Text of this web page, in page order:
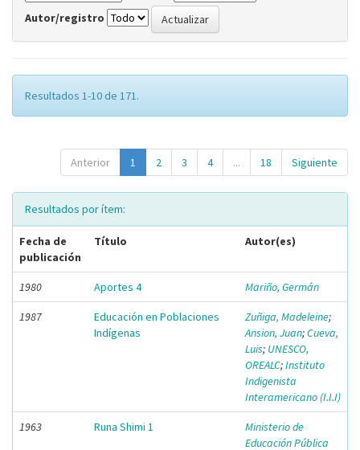
Autor/registro
Resultados 1-10 de 171.
Anterior 1 2 3 4 ... 18 Siguiente
Resultados por ítem:
Fecha de
publicación
Título Autor(es)
1980 Aportes 4 Mariño, Germán
1987
Educación en Poblaciones
Indígenas
Zuñiga, Madeleine;
Ansion, Juan;Cueva,
Luis; UNESCO,
OREALC;Instituto
Indigenista
Interamericano (I.I.I)
1963 Runa Shimi 1
Ministerio de
Educación Pública